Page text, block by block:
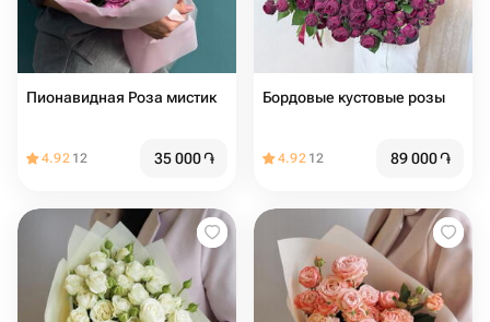
Пионавидная Роза мистик
4.92 12 35 000֏
Бордовые кустовые розы
4.92 12 89 000֏